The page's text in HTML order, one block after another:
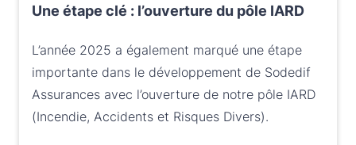
Une étape clé : l’ouverture du pôle IARD
L’année 2025 a également marqué une étape
importante dans le développement de Sodedif
Assurances avec l’ouverture de notre pôle IARD
(Incendie, Accidents et Risques Divers).